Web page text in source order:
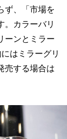
ず、「市場を
。カラーバリ
ーンとミラー
はミラーグリ
売する場合は